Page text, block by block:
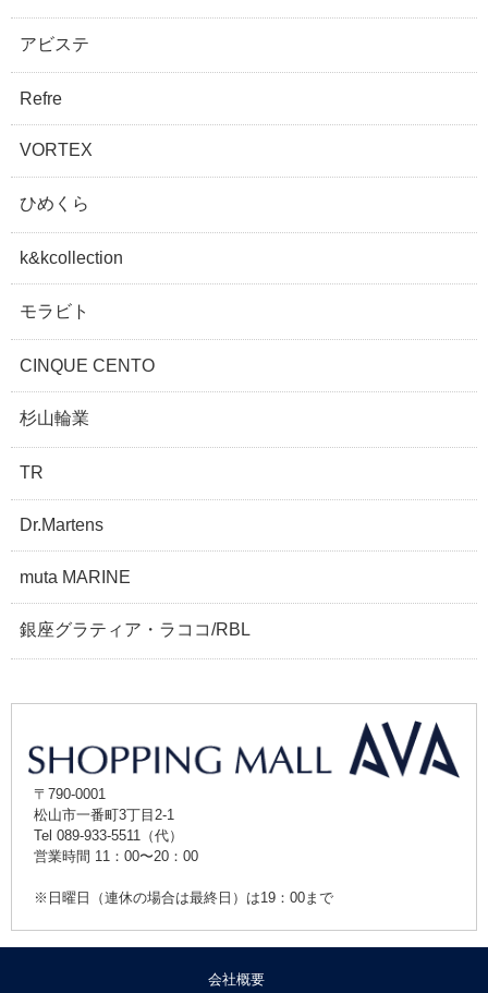
アビステ
Refre
VORTEX
ひめくら
k&kcollection
モラビト
CINQUE CENTO
杉山輪業
TR
Dr.Martens
muta MARINE
銀座グラティア・ラココ/RBL
〒790-0001
松山市一番町3丁目2-1
Tel 089-933-5511（代）
営業時間 11：00〜20：00
※日曜日（連休の場合は最終日）は19：00まで
会社概要